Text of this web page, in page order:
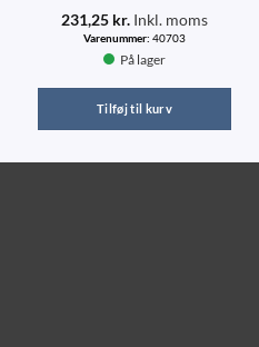
231,25 kr. Inkl. moms
Varenummer: 40703
På lager
Tilføj til kurv